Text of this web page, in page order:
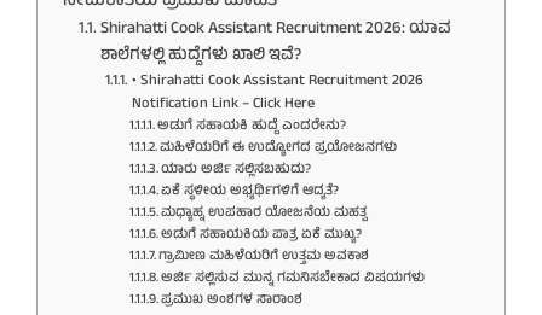
Shirahatti Cook Assistant Recruitment 2026: ಯಾವ
ಶಾಲೆಗಳಲ್ಲಿ ಹುದ್ದೆಗಳು ಖಾಲಿ ಇವೆ?
• Shirahatti Cook Assistant Recruitment 2026
Notification Link – Click Here
ಅಡುಗೆ ಸಹಾಯಕಿ ಹುದ್ದೆ ಎಂದರೇನು?
ಮಹಿಳೆಯರಿಗೆ ಈ ಉದ್ಯೋಗದ ಪ್ರಯೋಜನಗಳು
ಯಾರು ಅರ್ಜಿ ಸಲ್ಲಿಸಬಹುದು?
ಏಕೆ ಸ್ಥಳೀಯ ಅಭ್ಯರ್ಥಿಗಳಿಗೆ ಆದ್ಯತೆ?
ಮಧ್ಯಾಹ್ನ ಉಪಹಾರ ಯೋಜನೆಯ ಮಹತ್ವ
ಅಡುಗೆ ಸಹಾಯಕಿಯ ಪಾತ್ರ ಏಕೆ ಮುಖ್ಯ?
ಗ್ರಾಮೀಣ ಮಹಿಳೆಯರಿಗೆ ಉತ್ತಮ ಅವಕಾಶ
ಅರ್ಜಿ ಸಲ್ಲಿಸುವ ಮುನ್ನ ಗಮನಿಸಬೇಕಾದ ವಿಷಯಗಳು
ಪ್ರಮುಖ ಅಂಶಗಳ ಸಾರಾಂಶ